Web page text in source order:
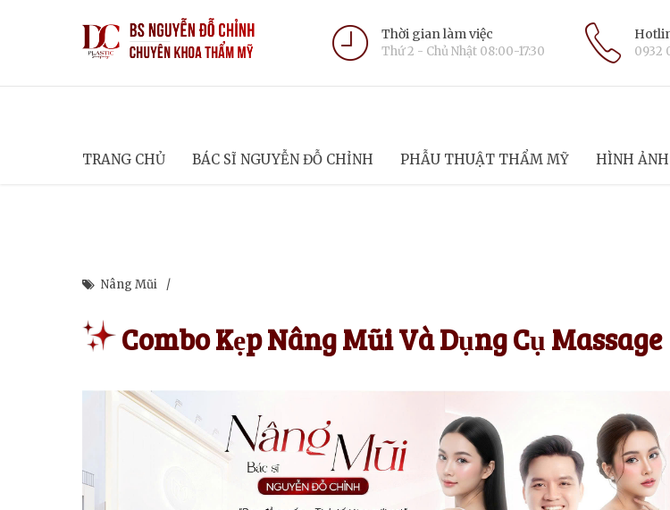
Thời gian làm việc
Thứ 2 - Chủ Nhật 08:00-17:30 0932
TRANG CHỦ BÁC SĨ NGUYỄN ĐỖ CHỈNH PHẪU THUẬT THẨM MỸ HÌNH ẢNH
Nâng Mũi
Combo Kẹp Nâng Mũi Và Dụng Cụ Massage